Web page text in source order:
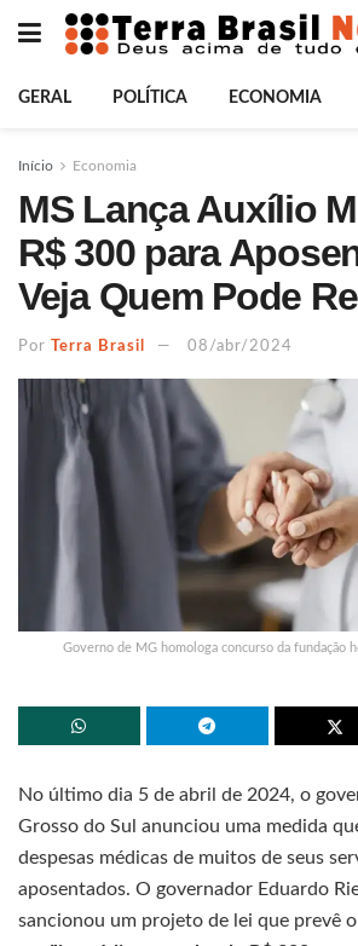
GERAL POLÍTICA ECONOMIA
Início Economia
MS Lança Auxílio
R$ 300 para
Veja Quem Pode
Por Terra Brasil 08/abr/2024
Governo de MG homologa concurso da fundação
No último dia 5 de abril de 2024, o
Grosso do Sul anunciou uma medida
despesas médicas de muitos de seus
aposentados. O governador Eduardo
sancionou um projeto de lei que prevê